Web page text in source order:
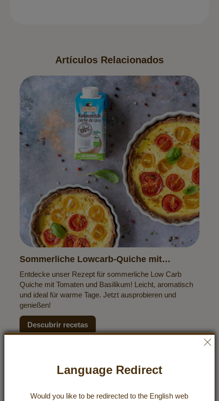
Artículos Relacionados
Sommerliche Lowcarb-Quiche mit
Entdecke unser Rezept für sommerliche Low Carb
Quiche mit Tomaten und Basilikum! Leicht, aromatisch
und ideal für warme Tage. Jetzt ausprobieren und
genießen!
Descubrir recetas
Language Redirect
Would you like to be redirected to the English web